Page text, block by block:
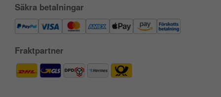
Säkra betalningar
Fraktpartner